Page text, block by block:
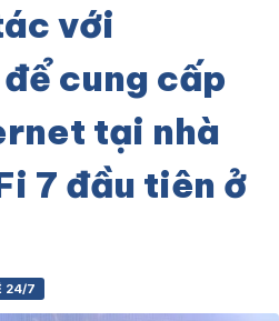
với
cung cấp
tại nhà
7 đầu tiên ở
24/7